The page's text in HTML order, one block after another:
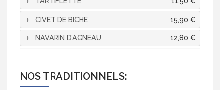
CIVET DE BICHE 15,90 €
NAVARIN D’AGNEAU 12,80 €
NOS TRADITIONNELS: